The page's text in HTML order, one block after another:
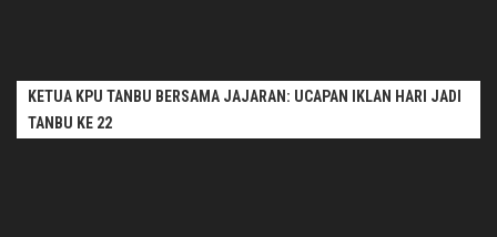
KETUA KPU TANBU BERSAMA JAJARAN: UCAPAN IKLAN HARI JADI
TANBU KE 22